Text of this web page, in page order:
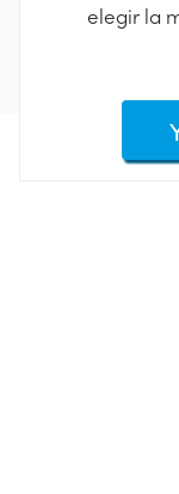
elegir la